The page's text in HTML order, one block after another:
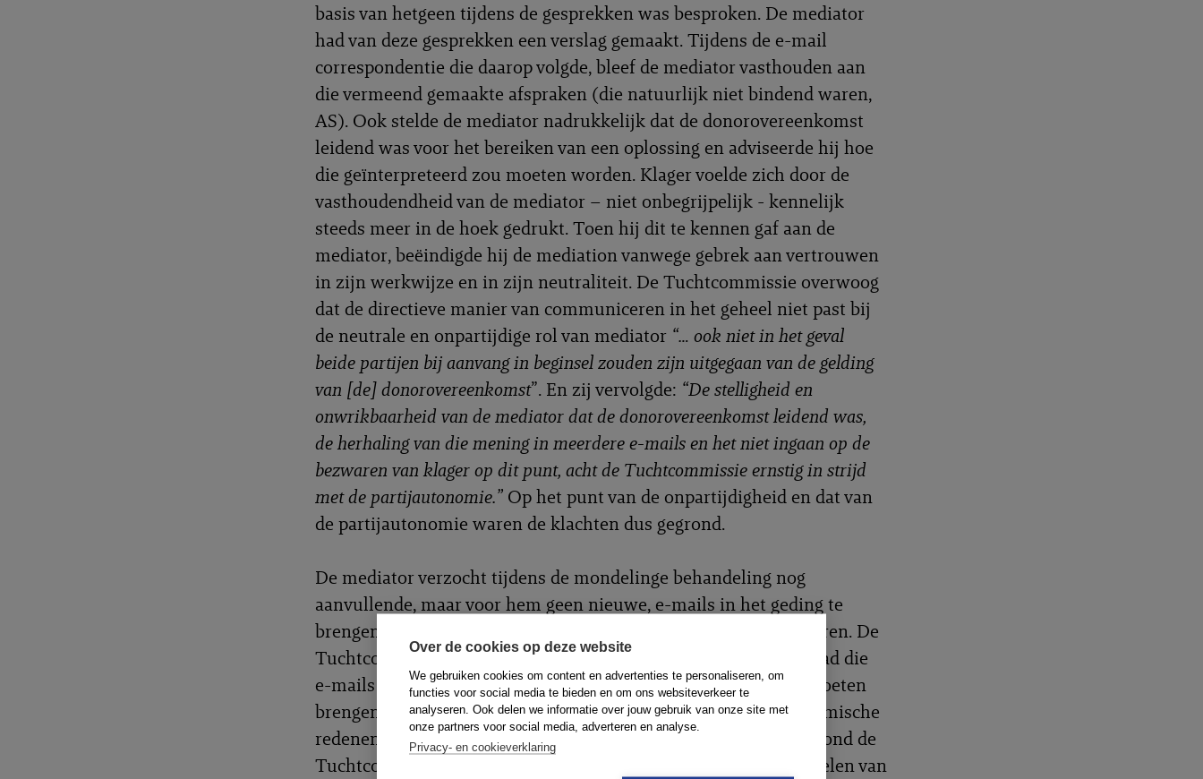
Over de cookies op deze website
We gebruiken cookies om content en advertenties te personaliseren, om
functies voor social media te bieden en om ons websiteverkeer te
analyseren. Ook delen we informatie over jouw gebruik van onze site met
onze partners voor social media, adverteren en analyse.
Privacy- en cookieverklaring
basis van hetgeen tijdens de gesprekken was besproken. De mediator
had van deze gesprekken een verslag gemaakt. Tijdens de e-mail
correspondentie die daarop volgde, bleef de mediator vasthouden aan
die vermeend gemaakte afspraken (die natuurlijk niet bindend waren,
AS). Ook stelde de mediator nadrukkelijk dat de donorovereenkomst
leidend was voor het bereiken van een oplossing en adviseerde hij hoe
die geïnterpreteerd zou moeten worden. Klager voelde zich door de
vasthoudendheid van de mediator – niet onbegrijpelijk - kennelijk
steeds meer in de hoek gedrukt. Toen hij dit te kennen gaf aan de
mediator, beëindigde hij de mediation vanwege gebrek aan vertrouwen
in zijn werkwijze en in zijn neutraliteit. De Tuchtcommissie overwoog
dat de directieve manier van communiceren in het geheel niet past bij
de neutrale en onpartijdige rol van mediator “… ook niet in het geval
beide partijen bij aanvang in beginsel zouden zijn uitgegaan van de gelding
van [de] donorovereenkomst”. En zij vervolgde: “De stelligheid en
onwrikbaarheid van de mediator dat de donorovereenkomst leidend was,
de herhaling van die mening in meerdere e-mails en het niet ingaan op de
bezwaren van klager op dit punt, acht de Tuchtcommissie ernstig in strijd
met de partijautonomie.” Op het punt van de onpartijdigheid en dat van
de partijautonomie waren de klachten dus gegrond.
De mediator verzocht tijdens de mondelinge behandeling nog
aanvullende, maar voor hem geen nieuwe, e-mails in het geding te
brengen alsmede om de wederpartij van klager als getuige te horen. De
Tuchtcommissie schoof deze verzoeken terzijde. De mediator had die
e-mails bij het indienen van zijn verweerschrift in het geding moeten
brengen, aldus de Tuchtcommissie. Inderdaad, om ‘proceseconomische
redenen’, heet dat. En het horen van de wederpartij als getuige vond de
Tuchtcommissie niet relevant omdat het hier ging om het handelen van